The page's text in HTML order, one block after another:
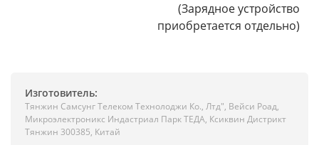
(Зарядное устройство
приобретается отдельно)
Изготовитель:
Тянжин Самсунг Телеком Технолоджи Ко., Лтд", Вейси Роад,
Микроэлектроникс Индастриал Парк ТЕДА, Ксиквин Дистрикт
Тянжин 300385, Китай